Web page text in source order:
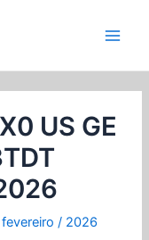
US GE
fevereiro / 2026